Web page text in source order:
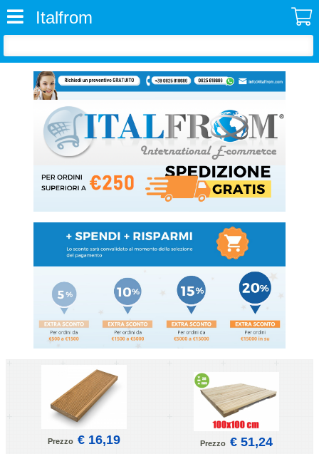
Italfrom
Prezzo € 16,19 Prezzo € 51,24